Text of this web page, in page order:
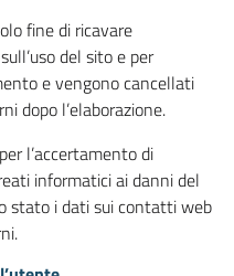
fine di ricavare
del sito e per
e vengono cancellati
dopo l’elaborazione.
l’accertamento di
informatici ai danni del
stato i dati sui contatti web